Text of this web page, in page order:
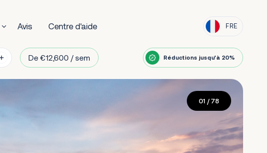
Avis Centre d'aide FRE
De €12,600 / sem Réductions jusqu’à 20%
01 / 78